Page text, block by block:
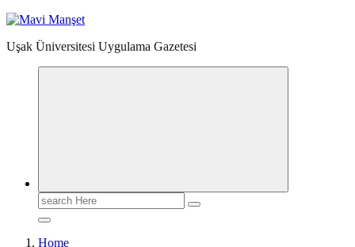
Uşak Üniversitesi Uygulama Gazetesi
Search
for:
Home